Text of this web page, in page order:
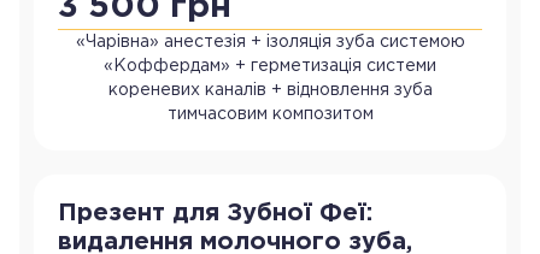
3 500 грн
«Чарівна» анестезія + ізоляція зуба системою
«Коффердам» + герметизація системи
кореневих каналів + відновлення зуба
тимчасовим композитом
Презент для Зубної Феї:
видалення молочного зуба,